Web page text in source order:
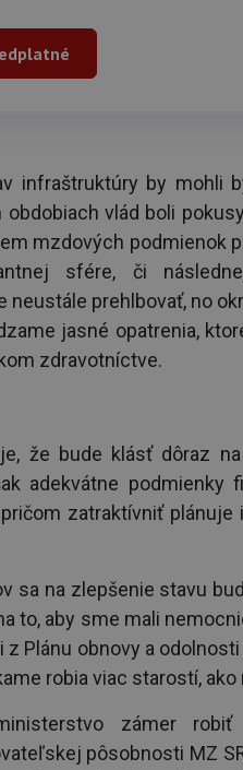
infraštruktúry by mohli
vlád boli
mzdových podmienok
sfére, či
neustále prehlbovať, no
jasné opatrenia,
zdravotníctve.
že bude klásť dôraz
adekvátne podmienky
zatraktívniť
sa na zlepšenie stavu
to, aby sme mali
z Plánu obnovy a
robia viac starostí, ako
zámer robiť
pôsobnosti MZ